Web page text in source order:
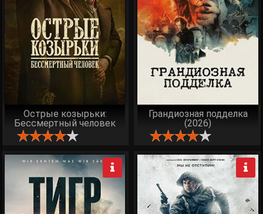
Острые козырьки:
Бессмертный человек
(2026)
Грандиозная подделка
(2026)